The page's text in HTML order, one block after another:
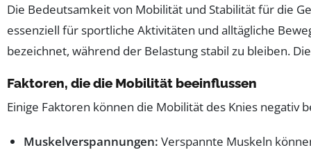
Die Bedeutsamkeit von Mobilität und Stabilität für die
essenziell für sportliche Aktivitäten und alltägliche
bezeichnet, während der Belastung stabil zu bleiben.
Faktoren, die die Mobilität beeinflussen
Einige Faktoren können die Mobilität des Knies negativ
Muskelverspannungen: Verspannte Muskeln